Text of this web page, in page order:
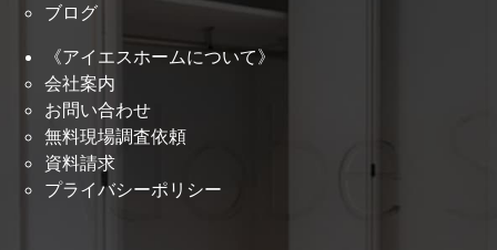
ブログ
《アイエスホームについて》
会社案内
お問い合わせ
無料現場調査依頼
資料請求
プライバシーポリシー